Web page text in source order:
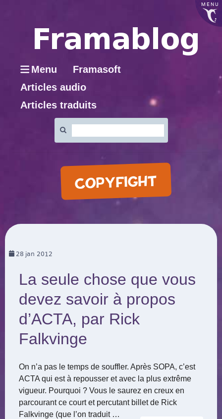
MENU
Menu
Framasoft
Articles audio
Articles traduits
:
COPYFIGHT
28 jan 2012
La seule chose que vous
devez savoir à propos
d’ACTA, par Rick
Falkvinge
On n’a pas le temps de souffler. Après SOPA, c’est
ACTA qui est à repousser et avec la plus extrême
vigueur. Pourquoi ? Vous le saurez en creux en
parcourant ce court et percutant billet de Rick
Falkvinge (que l’on traduit …